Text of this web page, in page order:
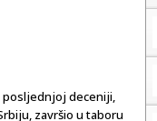
posljednjoj deceniji,
završio u taboru